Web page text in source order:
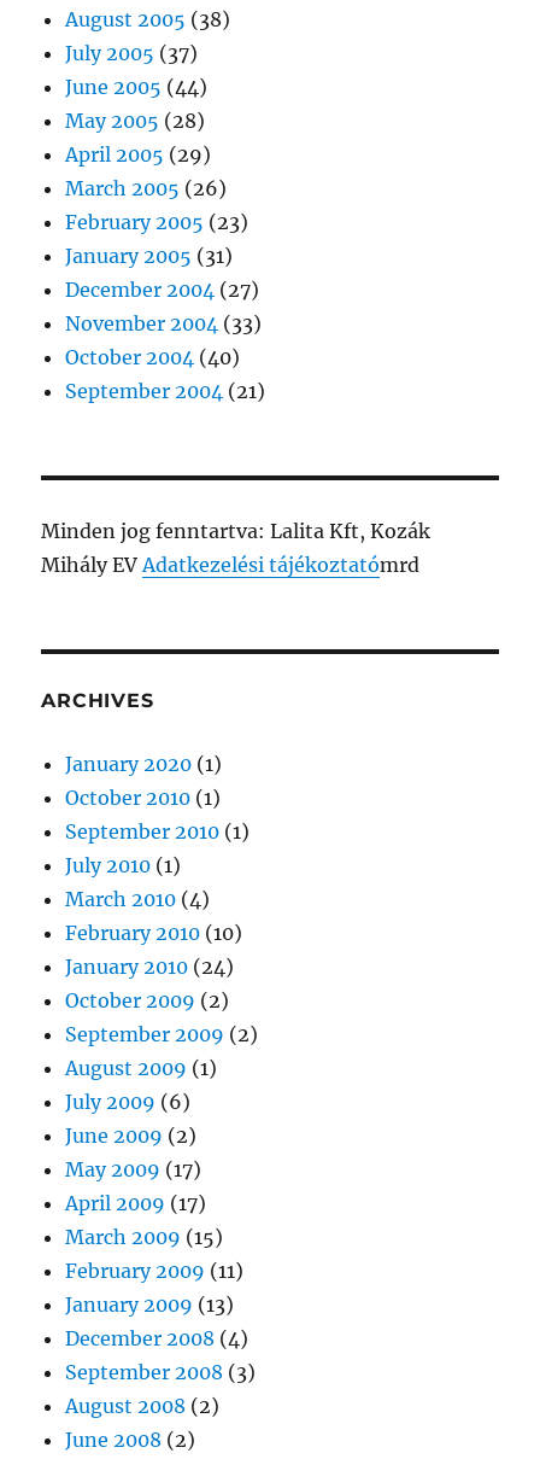
August 2005 (38)
July 2005 (37)
June 2005 (44)
May 2005 (28)
April 2005 (29)
March 2005 (26)
February 2005 (23)
January 2005 (31)
December 2004 (27)
November 2004 (33)
October 2004 (40)
September 2004 (21)
Minden jog fenntartva: Lalita Kft, Kozák
Mihály EVAdatkezelési tájékoztatómrd
ARCHIVES
January 2020 (1)
October 2010 (1)
September 2010 (1)
July 2010 (1)
March 2010 (4)
February 2010 (10)
January 2010 (24)
October 2009 (2)
September 2009 (2)
August 2009 (1)
July 2009 (6)
June 2009 (2)
May 2009 (17)
April 2009 (17)
March 2009 (15)
February 2009 (11)
January 2009 (13)
December 2008 (4)
September 2008 (3)
August 2008 (2)
June 2008 (2)